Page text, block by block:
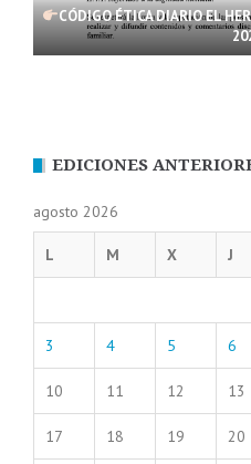
CÓDIGO ÉTICA DIARIO EL
EDICIONES
agosto 2026
L M X J
3 4 5 6
10 11 12 13
17 18 19 20